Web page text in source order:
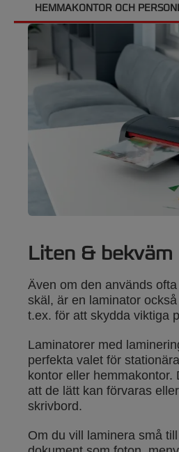
HEMMAKONTOR OCH
Liten & bekväm
Även om den används
skäl, är en laminator
t.ex. för att skydda viktiga
Laminatorer med
perfekta valet för
kontor eller hemmakontor.
att de lätt kan förvaras
skrivbord.
Om du vill laminera små